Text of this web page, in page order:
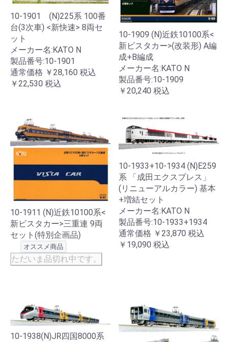
10-1901 (N)225系 100番
台(3次車) <新快速> 8両セ
ット
メーカー名:KATO N
製品番号:10-1901
通常価格 ￥28,160 税込
￥22,530 税込
10-1909 (N)近鉄10100系<
新ビスタカー>(改装形) A編
成+B編成
メーカー名:KATO N
製品番号:10-1909
￥20,240 税込
10-1911 (N)近鉄10100系<
新ビスタカー>三重連 9両
セット(特別企画品)
オススメ商品
ただいま品切れ中です。
10-1933+10-1934 (N)E259
系 「成田エクスプレス」
(リニューアルカラー) 基本
+増結セット
メーカー名:KATO N
製品番号:10-1933+1934
通常価格 ￥23,870 税込
￥19,090 税込
10-1938(N)JR四国8000系